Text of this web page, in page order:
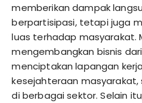
memberikan dampak
berpartisipasi, tetapi juga
luas terhadap masyarakat.
mengembangkan bisnis
menciptakan lapangan
kesejahteraan
di berbagai sektor. Selain